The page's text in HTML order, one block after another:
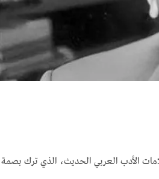
الأدب العربي الحديث، الذي ترك بصمة